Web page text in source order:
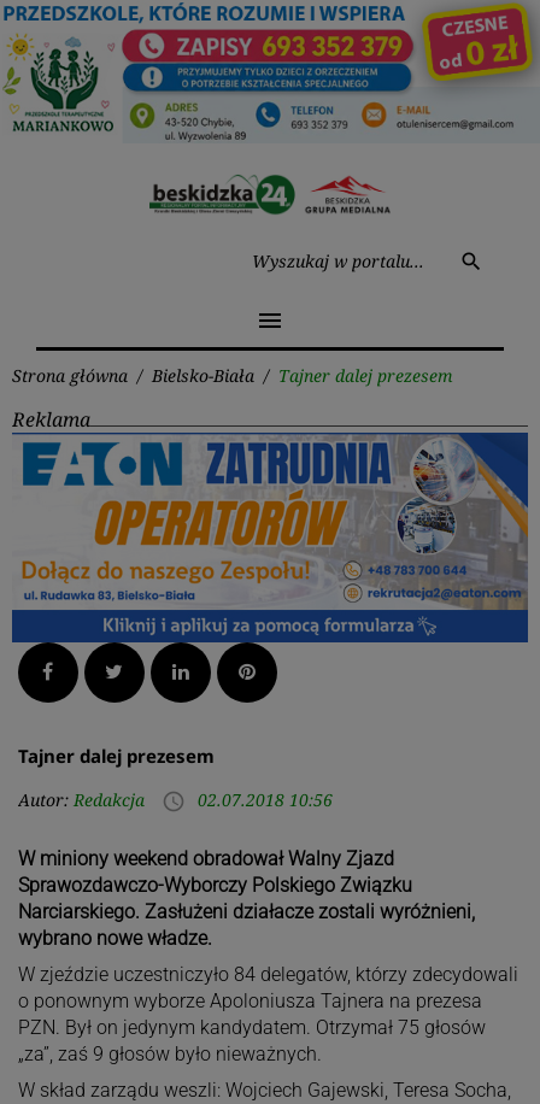
Przejdź
do
treści
search
menu
Strona główna / Bielsko-Biała / Tajner dalej prezesem
Reklama
Facebook Twitter LinkedInPinterest
Tajner dalej prezesem
Autor: Redakcja access_time 02.07.2018 10:56
W miniony weekend obradował Walny Zjazd
Sprawozdawczo-Wyborczy Polskiego Związku
Narciarskiego. Zasłużeni działacze zostali wyróżnieni,
wybrano nowe władze.
W zjeździe uczestniczyło 84 delegatów, którzy zdecydowali
o ponownym wyborze Apoloniusza Tajnera na prezesa
PZN. Był on jedynym kandydatem. Otrzymał 75 głosów
„za”, zaś 9 głosów było nieważnych.
W skład zarządu weszli: Wojciech Gajewski, Teresa Socha,